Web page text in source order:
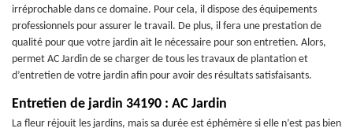
irréprochable dans ce domaine. Pour cela, il dispose des équipements
professionnels pour assurer le travail. De plus, il fera une prestation de
qualité pour que votre jardin ait le nécessaire pour son entretien. Alors,
permet AC Jardin de se charger de tous les travaux de plantation et
d’entretien de votre jardin afin pour avoir des résultats satisfaisants.
Entretien de jardin 34190 : AC Jardin
La fleur réjouit les jardins, mais sa durée est éphémère si elle n’est pas bien